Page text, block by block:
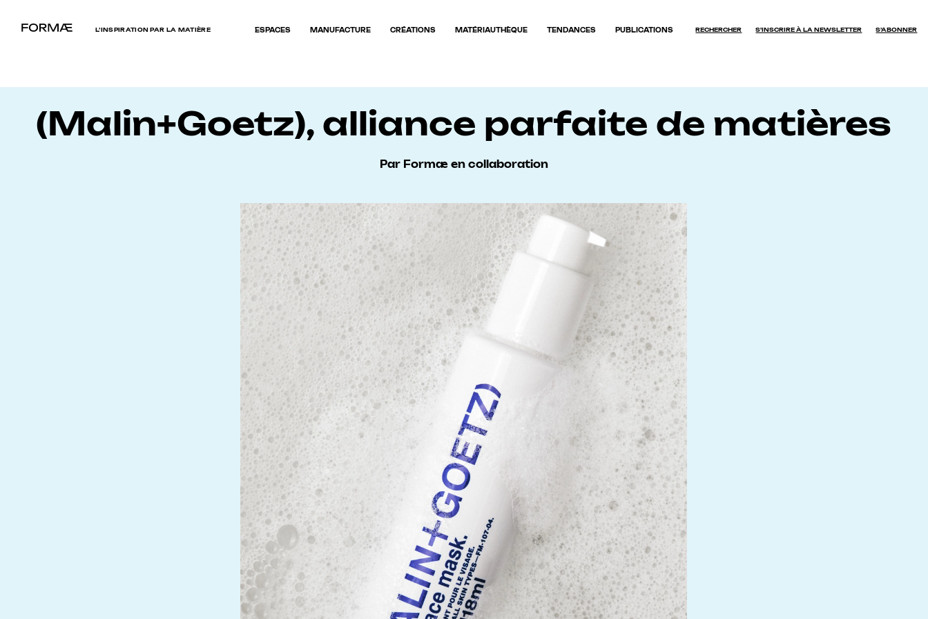
L’INSPIRATION PAR LA MATIÈRE ESPACES MANUFACTURE CRÉATIONS MATÉRIAUTHÈQUE TENDANCES PUBLICATIONS RECHERCHER S'INSCRIRE À LA NEWSLETTER S’ABONNER
(Malin+Goetz), alliance parfaite de matières
Par Formæ en collaboration